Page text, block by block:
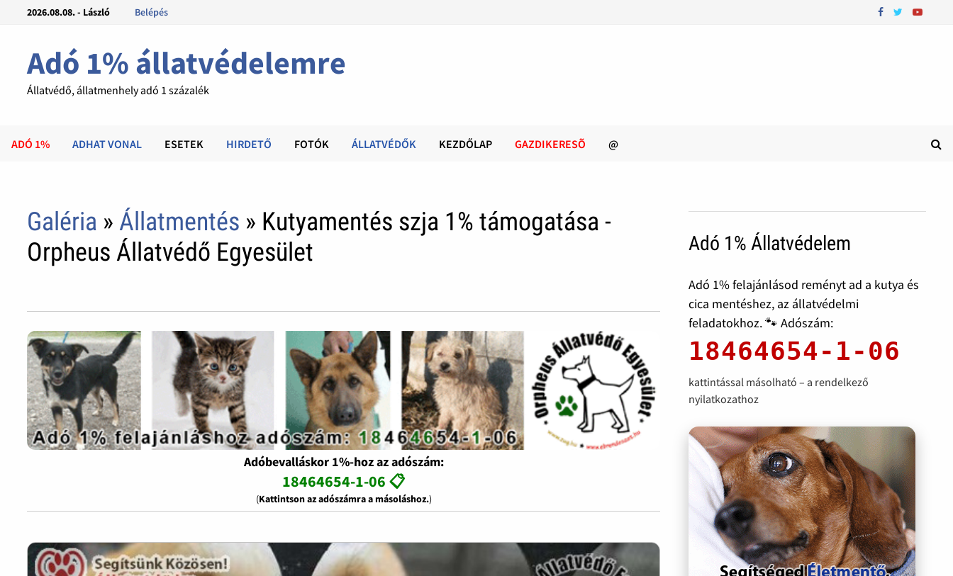
2026.08.08. - László Belépés
Adó 1% állatvédelemre
Állatvédő, állatmenhely adó 1 százalék
ADÓ 1% ADHAT VONAL ESETEK HIRDETŐ FOTÓK ÁLLATVÉDŐK KEZDŐLAP GAZDIKERESÕ @
Galéria » Állatmentés » Kutyamentés szja 1% támogatása -
Orpheus Állatvédő Egyesület
Adóbevalláskor 1%-hoz az adószám:
18464654-1-06 📋
(Kattintson az adószámra a másoláshoz.)
Adó 1% Állatvédelem
Adó 1% felajánlásod reményt ad a kutya és
cica mentéshez, az állatvédelmi
feladatokhoz. 🐾 Adószám:
18464654-1-06
kattintással másolható – a rendelkező
nyilatkozathoz